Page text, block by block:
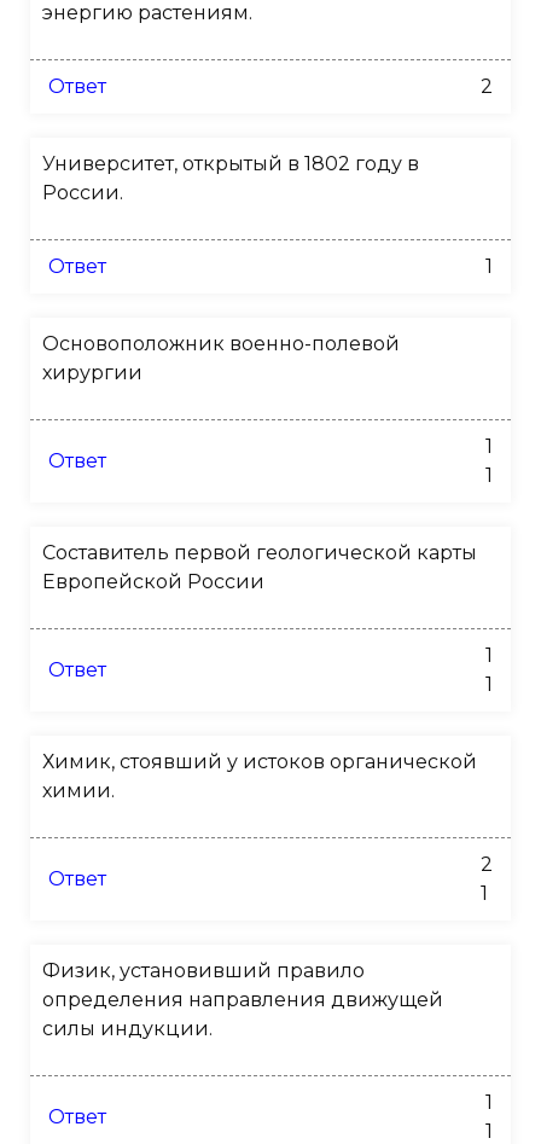
энергию растениям.
Ответ 2
Университет, открытый в 1802 году в
России.
Ответ 1
Основоположник военно-полевой
хирургии
Ответ
1
1
Составитель первой геологической карты
Европейской России
Ответ
1
1
Химик, стоявший у истоков органической
химии.
Ответ
2
1
Физик, установивший правило
определения направления движущей
силы индукции.
Ответ
1
1